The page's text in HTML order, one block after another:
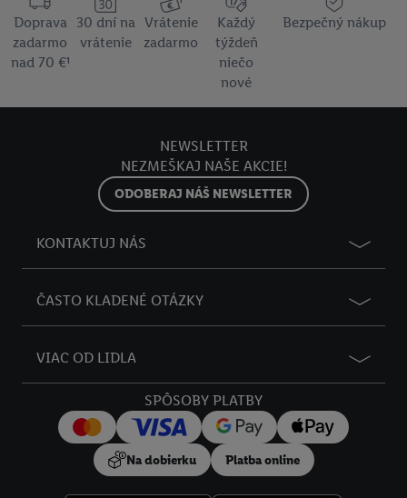
Doprava
zadarmo
nad 70 €¹
30 dní na
vrátenie
Vrátenie
zadarmo
Každý
týždeň
niečo
nové
Bezpečný nákup
NEWSLETTER
NEZMEŠKAJ NAŠE AKCIE!
ODOBERAJ NÁŠ NEWSLETTER
KONTAKTUJ NÁS
ČASTO KLADENÉ OTÁZKY
VIAC OD LIDLA
SPÔSOBY PLATBY
Na dobierku Platba online